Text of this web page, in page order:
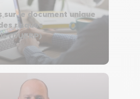
sur le document unique
risques
(DUERP)